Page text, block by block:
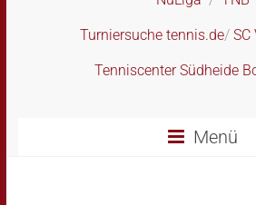
TennisakademieTurniersuche tennis.de/ SC
Tenniscenter Südheide
Menü